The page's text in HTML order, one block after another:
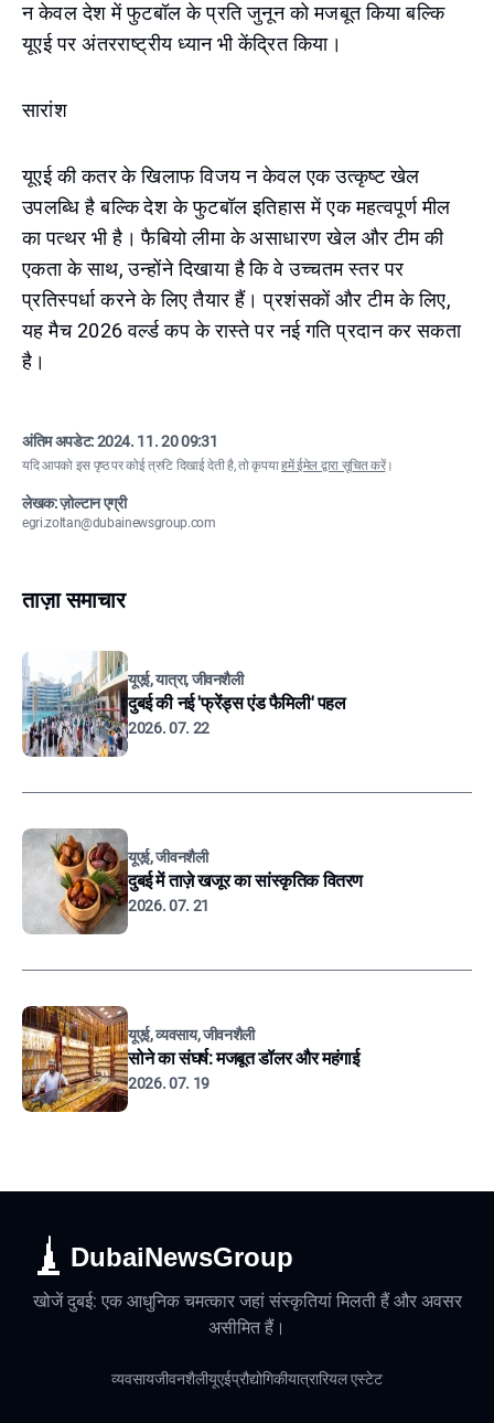
न केवल देश में फुटबॉल के प्रति जुनून को मजबूत किया बल्कि
यूएई पर अंतरराष्ट्रीय ध्यान भी केंद्रित किया।
सारांश
यूएई की कतर के खिलाफ विजय न केवल एक उत्कृष्ट खेल
उपलब्धि है बल्कि देश के फुटबॉल इतिहास में एक महत्वपूर्ण मील
का पत्थर भी है। फैबियो लीमा के असाधारण खेल और टीम की
एकता के साथ, उन्होंने दिखाया है कि वे उच्चतम स्तर पर
प्रतिस्पर्धा करने के लिए तैयार हैं। प्रशंसकों और टीम के लिए,
यह मैच 2026 वर्ल्ड कप के रास्ते पर नई गति प्रदान कर सकता
है।
अंतिम अपडेट:2024. 11. 20 09:31
यदि आपको इस पृष्ठ पर कोई त्रुटि दिखाई देती है, तो कृपयाहमें ईमेल द्वारा सूचित करें।
लेखक: ज़ोल्टान एग्री
egri.zoltan@dubainewsgroup.com
ताज़ा समाचार
यूएई, यात्रा, जीवनशैली
दुबई की नई 'फ्रेंड्स एंड फैमिली' पहल
2026. 07. 22
यूएई, जीवनशैली
दुबई में ताज़े खजूर का सांस्कृतिक वितरण
2026. 07. 21
यूएई, व्यवसाय, जीवनशैली
सोने का संघर्ष: मजबूत डॉलर और महंगाई
2026. 07. 19
DubaiNewsGroup
खोजें दुबई: एक आधुनिक चमत्कार जहां संस्कृतियां मिलती हैं और अवसर
असीमित हैं।
व्यवसायजीवनशैलीयूएईप्रौद्योगिकीयात्रारियल एस्टेट